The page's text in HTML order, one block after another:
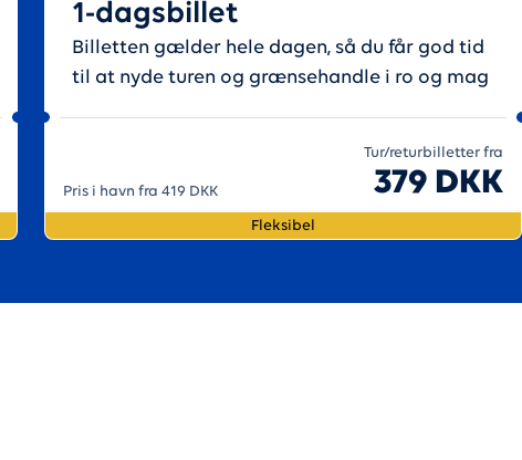
1-dagsbillet
Billetten gælder hele dagen, så du får god tid
til at nyde turen og grænsehandle i ro og mag
Pris i havn fra 419 DKK
Tur/returbilletter fra
379 DKK
Fleksibel